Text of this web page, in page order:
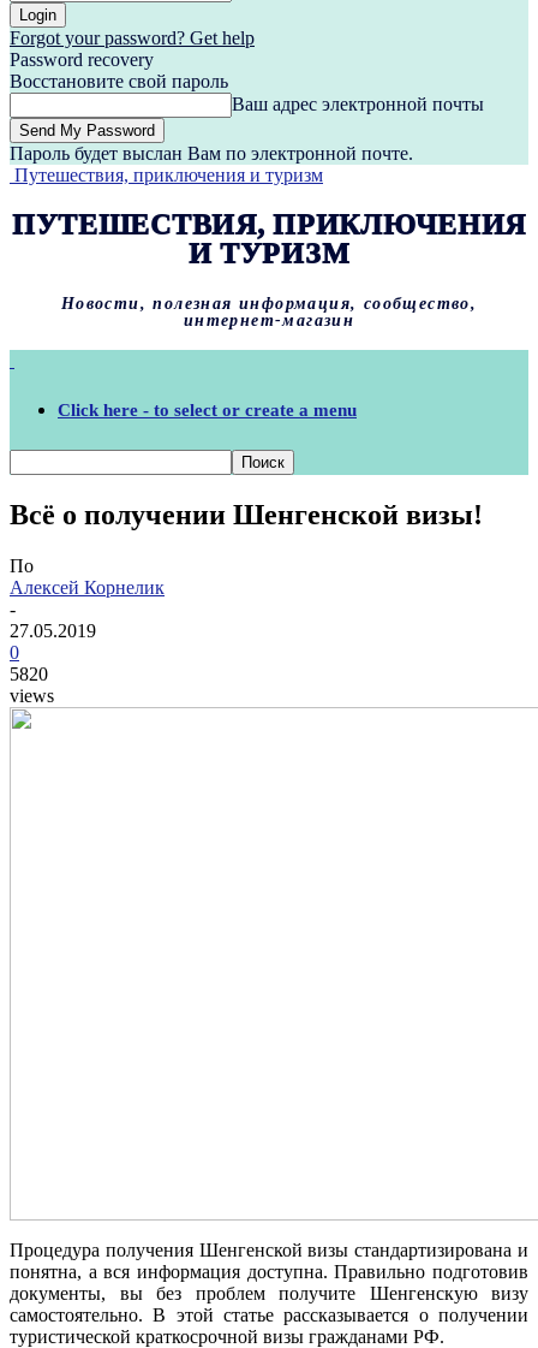
Forgot your password? Get help
Password recovery
Восстановите свой пароль
Ваш адрес электронной почты
Пароль будет выслан Вам по электронной почте.
Путешествия, приключения и туризм
ПУТЕШЕСТВИЯ, ПРИКЛЮЧЕНИЯ
И ТУРИЗМ
Новости, полезная информация, сообщество,
интернет-магазин
Click here - to select or create a menu
Всё о получении Шенгенской визы!
По
Алексей Корнелик
-
27.05.2019
0
5820
views
Процедура получения Шенгенской визы стандартизирована и
понятна, а вся информация доступна. Правильно подготовив
документы, вы без проблем получите Шенгенскую визу
самостоятельно. В этой статье рассказывается о получении
туристической краткосрочной визы гражданами РФ.